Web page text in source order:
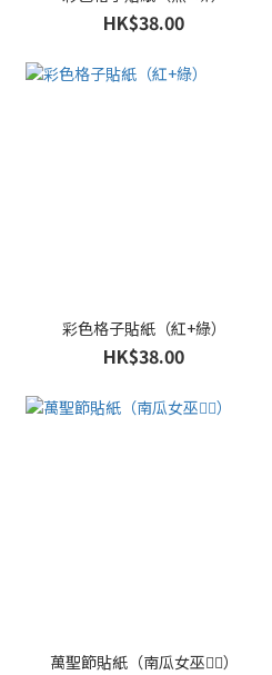
HK$38.00
彩色格子貼紙（紅+綠）
HK$38.00
萬聖節貼紙（南瓜女巫🧙‍♀️）